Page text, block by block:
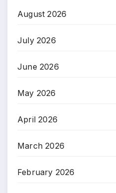
August 2026
July 2026
June 2026
May 2026
April 2026
March 2026
February 2026